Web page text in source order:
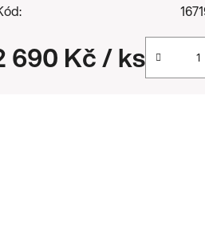
690 Kč/ ks